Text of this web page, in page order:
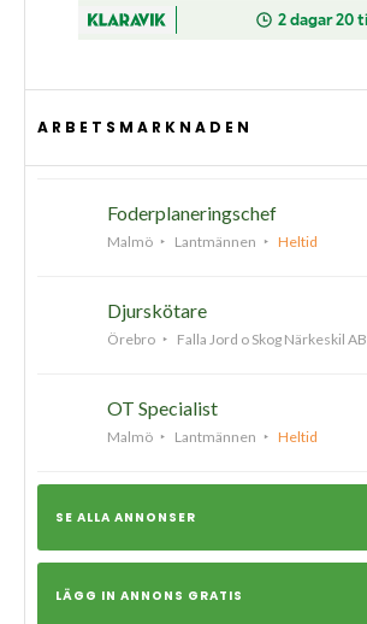
ARBETSMARKNADEN
Foderplaneringschef
Malmö Lantmännen Heltid
Djurskötare
Örebro Falla Jord o Skog Närkeskil AB
OT Specialist
Malmö Lantmännen Heltid
SE ALLA ANNONSER
LÄGG IN ANNONS GRATIS